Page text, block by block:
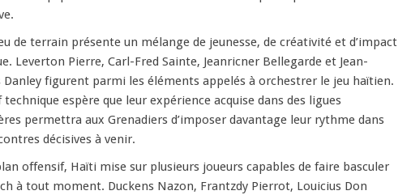
de terrain présente un mélange de jeunesse, de créativité et d’impact
Leverton Pierre, Carl-Fred Sainte, Jeanricner Bellegarde et Jean-
Danley figurent parmi les éléments appelés à orchestrer le jeu haïtien.
technique espère que leur expérience acquise dans des ligues
permettra aux Grenadiers d’imposer davantage leur rythme dans
décisives à venir.
offensif, Haïti mise sur plusieurs joueurs capables de faire basculer
à tout moment. Duckens Nazon, Frantzdy Pierrot, Louicius Don